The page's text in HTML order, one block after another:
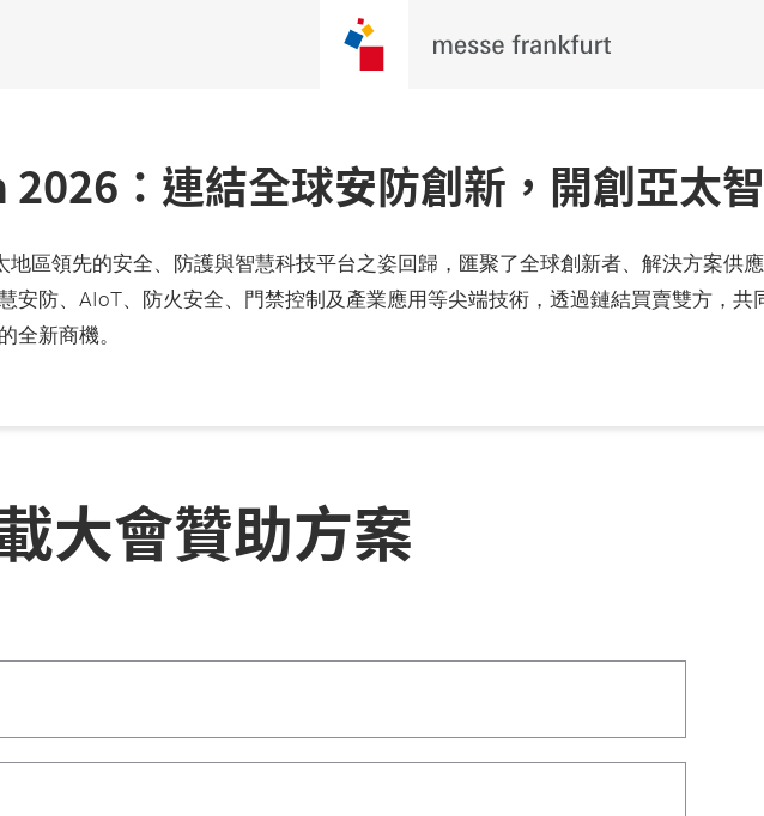
：連結全球安防創新，開創亞太
地區領先的安全、防護與智慧科技平台之姿回歸，匯聚了全球創新者、解決方案供應
安防、AIoT、防火安全、門禁控制及產業應用等尖端技術，透過鏈結買賣雙方，共
全新商機。
大會贊助方案